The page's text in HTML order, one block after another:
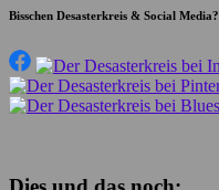
Bisschen Desasterkreis & Social Media?